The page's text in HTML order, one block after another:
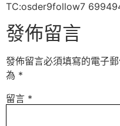
TC:osder9follow7
發佈留言
發佈留言必須填寫的電子
為 *
留言 *